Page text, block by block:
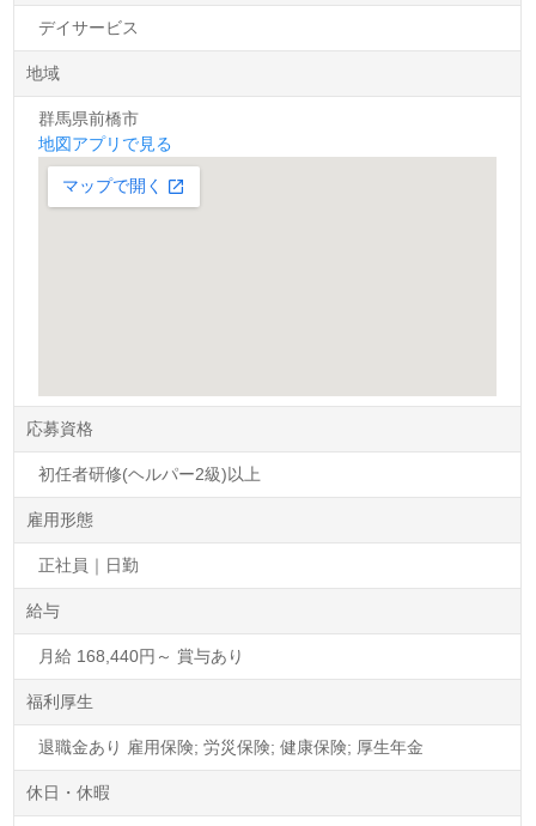
デイサービス
地域
群馬県前橋市
地図アプリで見る
応募資格
初任者研修(ヘルパー2級)以上
雇用形態
正社員｜日勤
給与
月給 168,440円～ 賞与あり
福利厚生
退職金あり 雇用保険; 労災保険; 健康保険; 厚生年金
休日・休暇